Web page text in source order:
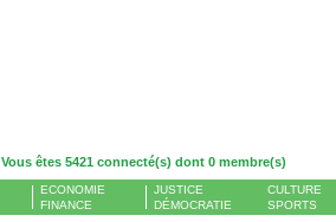
Vous êtes 5421 connecté(s) dont 0 membre(s)
ECONOMIE
FINANCE
JUSTICE
DÉMOCRATIE
CULTURE
SPORTS